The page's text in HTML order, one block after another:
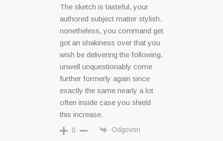
The sketch is tasteful, your
authored subject matter stylish.
nonetheless, you command get
got an shakiness over that you
wish be delivering the following.
unwell unquestionably come
further formerly again since
exactly the same nearly a lot
often inside case you shield
this increase.
0 Odgovori